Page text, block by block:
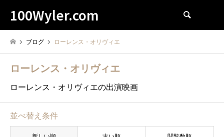
100Wyler.com
ブログ ローレンス・オリヴィエ
ローレンス・オリヴィエ
ローレンス・オリヴィエの出演映画
並べ替え条件